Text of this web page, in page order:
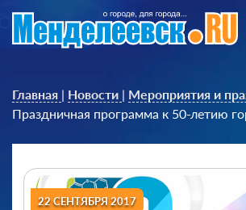
Главная | Новости | Мероприятия и
Праздничная программа к 50-летию
22 СЕНТЯБРЯ 2017